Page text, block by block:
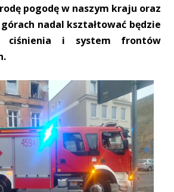
pogodę w naszym kraju oraz
nadal kształtować będzie
ciśnienia i system frontów